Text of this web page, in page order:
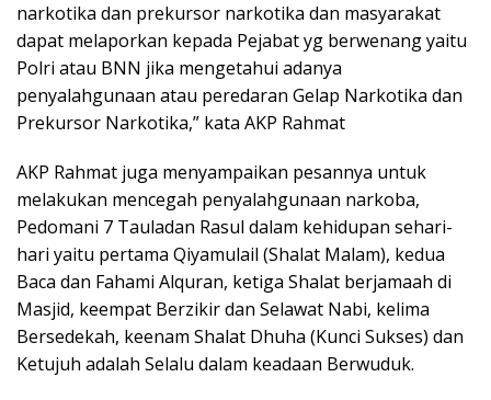
narkotika dan prekursor narkotika dan masyarakat
dapat melaporkan kepada Pejabat yg berwenang yaitu
Polri atau BNN jika mengetahui adanya
penyalahgunaan atau peredaran Gelap Narkotika dan
Prekursor Narkotika,” kata AKP Rahmat
AKP Rahmat juga menyampaikan pesannya untuk
melakukan mencegah penyalahgunaan narkoba,
Pedomani 7 Tauladan Rasul dalam kehidupan sehari-
hari yaitu pertama Qiyamulail (Shalat Malam), kedua
Baca dan Fahami Alquran, ketiga Shalat berjamaah di
Masjid, keempat Berzikir dan Selawat Nabi, kelima
Bersedekah, keenam Shalat Dhuha (Kunci Sukses) dan
Ketujuh adalah Selalu dalam keadaan Berwuduk.